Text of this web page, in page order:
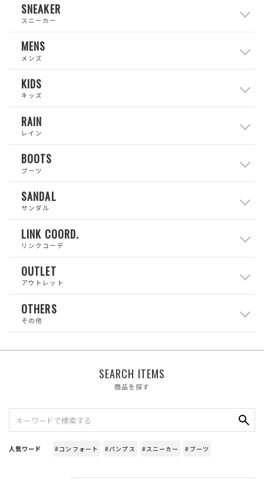
SNEAKER
スニーカー
MENS
メンズ
KIDS
キッズ
RAIN
レイン
BOOTS
ブーツ
SANDAL
サンダル
LINK COORD.
リンクコーデ
OUTLET
アウトレット
OTHERS
その他
SEARCH ITEMS
商品を探す
人気ワード #コンフォート #パンプス #スニーカー #ブーツ